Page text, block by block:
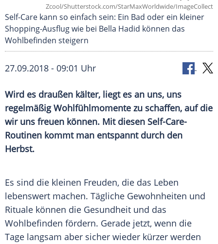
Zcool/Shutterstock.com/StarMaxWorldwide/ImageCollect
Self-Care kann so einfach sein: Ein Bad oder ein kleiner
Shopping-Ausflug wie bei Bella Hadid können das
Wohlbefinden steigern
27.09.2018 - 09:01 Uhr
Wird es draußen kälter, liegt es an uns, uns
regelmäßigWohlfühlmomente zu schaffen, auf die
wir uns freuen können. Mit diesen Self-Care-
Routinen kommt man entspannt durch den
Herbst.
Es sind die kleinen Freuden, die das Leben
lebenswert machen. Tägliche Gewohnheiten und
Rituale können die Gesundheit und das
Wohlbefinden fördern. Gerade jetzt, wenn die
Tage langsam aber sicher wieder kürzer werden